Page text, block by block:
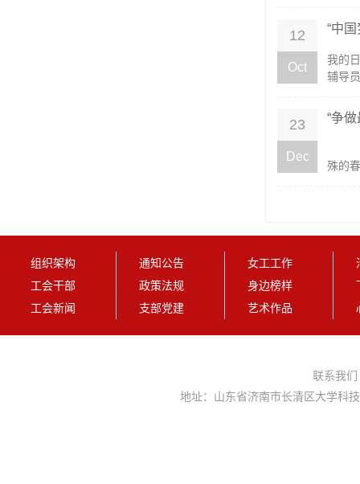
12
Oct
“中
我的
辅导
23
Dec
“争
殊的
组织架构
工会干部
工会新闻
通知公告
政策法规
支部党建
女工工作
身边榜样
艺术作品
联系我们
地址：山东省济南市长清区大学科